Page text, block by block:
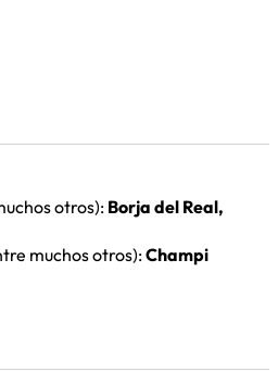
otros): Borja del Real,
muchos otros):Champi